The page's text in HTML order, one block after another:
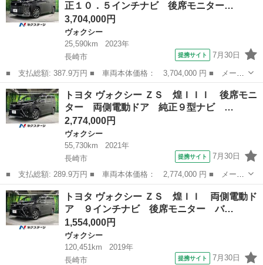
正１０．５インチナビ 後席モニター…
3,704,000円
ヴォクシー
25,590km
2023年
長崎市
提携サイト 7月30日
■ 支払総額: 387.9万円 ■ 車両本体価格： 3,704,000 円 ■ メーカ
ー名： トヨタ ■ 車種名： ヴォクシー ■ グレード名： Ｓ－
Ｚ 両側電動ドア 純正１０．５インチナビ 後席モニター バック
カメラ 衝...
長崎 長崎市 ヴォクシー
トヨタ ヴォクシー ＺＳ 煌ＩＩＩ 後席モニ
ター 両側電動ドア 純正９型ナビ …
2,774,000円
ヴォクシー
55,730km
2021年
長崎市
提携サイト 7月30日
■ 支払総額: 289.9万円 ■ 車両本体価格： 2,774,000 円 ■ メーカ
ー名： トヨタ ■ 車種名： ヴォクシー ■ グレード名： ＺＳ
煌ＩＩＩ 後席モニター 両側電動ドア 純正９型ナビ 衝突被害軽
減システ...
長崎 長崎市 ヴォクシー
トヨタ ヴォクシー ＺＳ 煌ＩＩ 両側電動ド
ア ９インチナビ 後席モニター バ…
1,554,000円
ヴォクシー
120,451km
2019年
長崎市
提携サイト 7月30日